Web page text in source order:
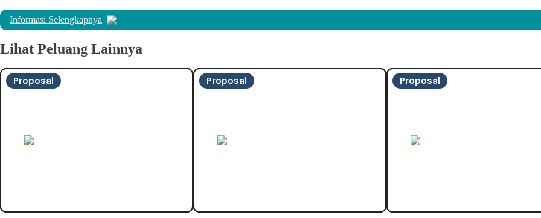
Informasi Selengkapnya
Lihat Peluang Lainnya
Proposal Proposal Proposal